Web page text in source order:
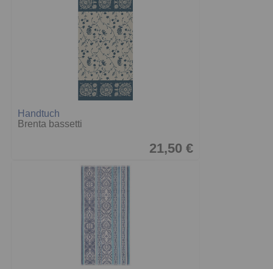
Handtuch
Brenta bassetti
21,50 €